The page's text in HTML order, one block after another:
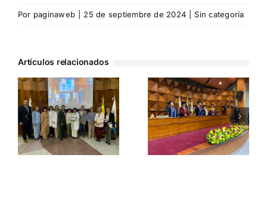
Por paginaweb 25 de septiembre de 2024 Sin categoría
Artículos relacionados